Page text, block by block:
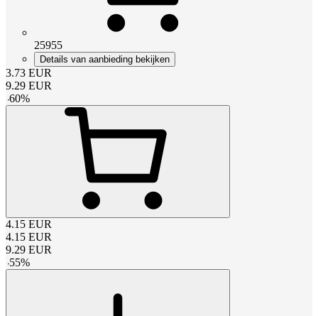
25955
Details van aanbieding bekijken
3.73 EUR
9.29 EUR
-60%
4.15 EUR
4.15 EUR
9.29 EUR
-55%